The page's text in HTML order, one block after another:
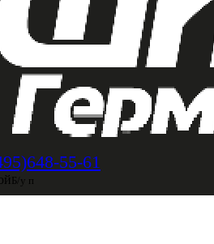
55-61
Б/у п